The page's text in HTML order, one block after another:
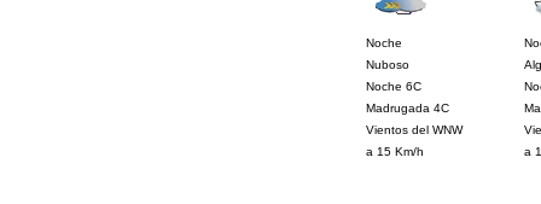
Noche
Nuboso
Noche 6C
Madrugada 4C
Vientos del WNW
a 15 Km/h
a